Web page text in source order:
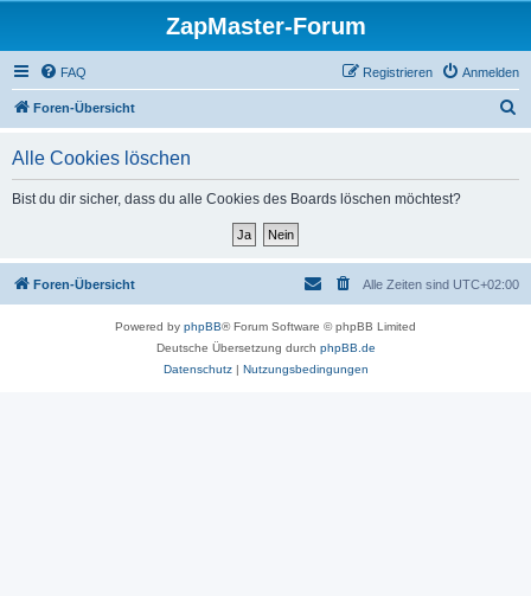
ZapMaster-Forum
FAQ Anmelden
Registrieren
Foren-Übersicht
Alle Cookies löschen
Bist du dir sicher, dass du alle Cookies des Boards löschen möchtest?
Foren-Übersicht Alle Zeiten sind UTC+02:00
Powered by phpBB® Forum Software © phpBB Limited
Deutsche Übersetzung durch phpBB.de
Datenschutz| Nutzungsbedingungen